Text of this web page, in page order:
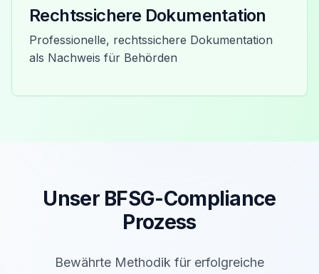
Rechtssichere Dokumentation
Professionelle, rechtssichere Dokumentation
als Nachweis für Behörden
Unser BFSG-Compliance
Prozess
Bewährte Methodik für erfolgreiche